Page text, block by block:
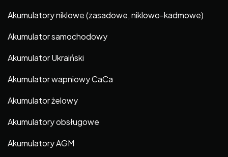
Akumulatory niklowe (zasadowe, niklowo-kadmowe)
Akumulator samochodowy
Akumulator Ukraiński
Akumulator wapniowy CaCa
Akumulator żelowy
Akumulatory obsługowe
Akumulatory AGM